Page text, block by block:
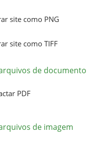
site como PNG
site como TIFF
de documento
PDF
de imagem